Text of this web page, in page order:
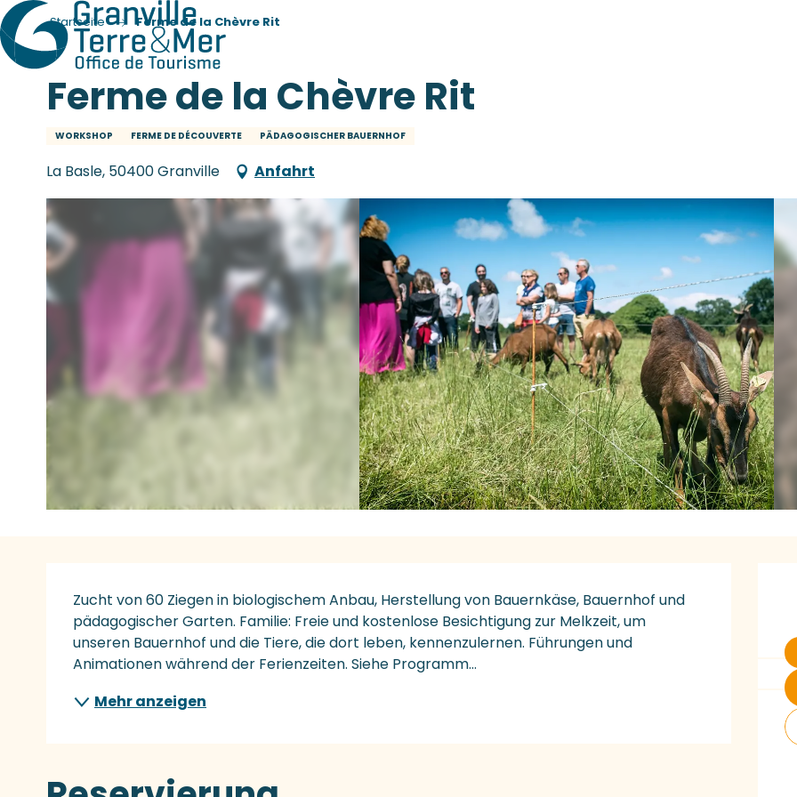
Startseite Ferme de la Chèvre Rit
Ferme de la Chèvre Rit
WORKSHOP FERME DE DÉCOUVERTE PÄDAGOGISCHER BAUERNHOF
La Basle, 50400 Granville Anfahrt
Beschreibung
Zucht von 60 Ziegen in biologischem Anbau, Herstellung von Bauernkäse, Bauernhof und
pädagogischer Garten. Familie: Freie und kostenlose Besichtigung zur Melkzeit, um
unseren Bauernhof und die Tiere, die dort leben, kennenzulernen. Führungen und
Animationen während der Ferienzeiten. Siehe Programm...
Mehr anzeigen